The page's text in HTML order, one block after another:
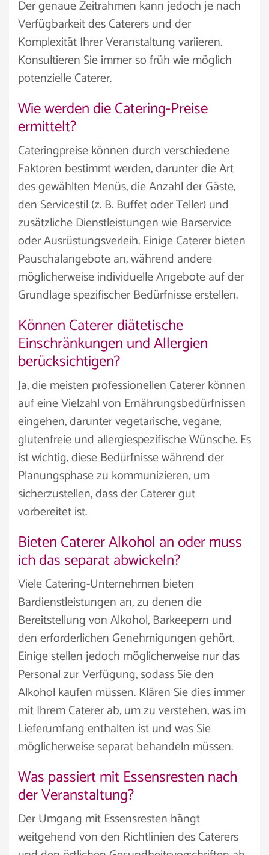
Der genaue Zeitrahmen kann jedoch je nach
Verfügbarkeit des Caterers und der
Komplexität Ihrer Veranstaltung variieren.
Konsultieren Sie immer so früh wie möglich
potenzielle Caterer.
Wie werden die Catering-Preise
ermittelt?
Cateringpreise können durch verschiedene
Faktoren bestimmt werden, darunter die Art
des gewählten Menüs, die Anzahl der Gäste,
den Servicestil (z. B. Buffet oder Teller) und
zusätzliche Dienstleistungen wie Barservice
oder Ausrüstungsverleih. Einige Caterer bieten
Pauschalangebote an, während andere
möglicherweise individuelle Angebote auf der
Grundlage spezifischer Bedürfnisse erstellen.
Können Caterer diätetische
Einschränkungen und Allergien
berücksichtigen?
Ja, die meisten professionellen Caterer können
auf eine Vielzahl von Ernährungsbedürfnissen
eingehen, darunter vegetarische, vegane,
glutenfreie und allergiespezifische Wünsche. Es
ist wichtig, diese Bedürfnisse während der
Planungsphase zu kommunizieren, um
sicherzustellen, dass der Caterer gut
vorbereitet ist.
Bieten Caterer Alkohol an oder muss
ich das separat abwickeln?
Viele Catering-Unternehmen bieten
Bardienstleistungen an, zu denen die
Bereitstellung von Alkohol, Barkeepern und
den erforderlichen Genehmigungen gehört.
Einige stellen jedoch möglicherweise nur das
Personal zur Verfügung, sodass Sie den
Alkohol kaufen müssen. Klären Sie dies immer
mit Ihrem Caterer ab, um zu verstehen, was im
Lieferumfang enthalten ist und was Sie
möglicherweise separat behandeln müssen.
Was passiert mit Essensresten nach
der Veranstaltung?
Der Umgang mit Essensresten hängt
weitgehend von den Richtlinien des Caterers